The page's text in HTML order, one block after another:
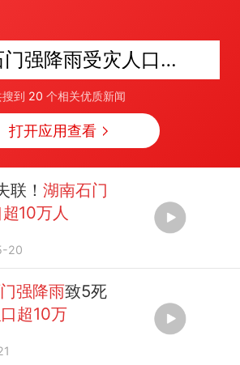
湖南石门强降雨受灾人口超10万人
到 20 个相关优质新闻
打开应用查看
联！湖南石门
10万人
20
强降雨致5死
超10万